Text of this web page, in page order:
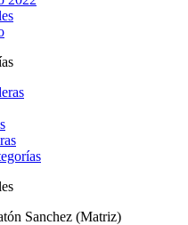
Sanchez (Matriz)